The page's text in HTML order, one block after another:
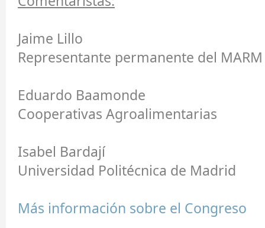
Jaime Lillo
Representante permanente del
Eduardo Baamonde
Cooperativas Agroalimentarias
Isabel Bardají
Universidad Politécnica de Madrid
Más información sobre el Congreso